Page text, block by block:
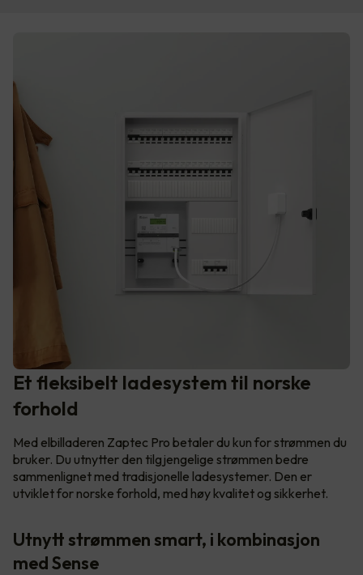
Et fleksibelt ladesystem til norske
forhold
Med elbilladeren Zaptec Pro betaler du kun for strømmen du
bruker. Du utnytter den tilgjengelige strømmen bedre
sammenlignet med tradisjonelle ladesystemer. Den er
utviklet for norske forhold, med høy kvalitet og sikkerhet.
Utnytt strømmen smart, i kombinasjon
med Sense